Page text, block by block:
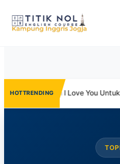
content
TRENDING
Lain I Love You Untuk